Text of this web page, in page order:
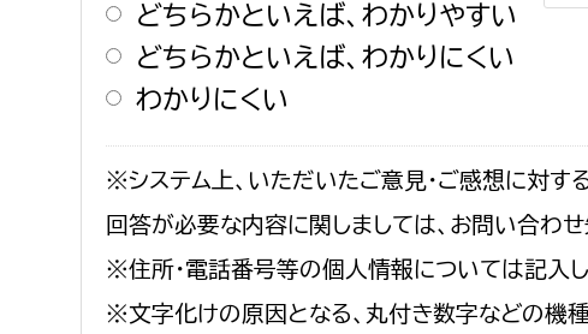
農業委員会事務局
どちらかといえば、わかりやすい
どちらかといえば、わかりにくい
わかりにくい
※システム上、いただいたご意見・ご感想に対す
回答が必要な内容に関しましては、お問い合わ
※住所・電話番号等の個人情報については記入し
※文字化けの原因となる、丸付き数字などの機